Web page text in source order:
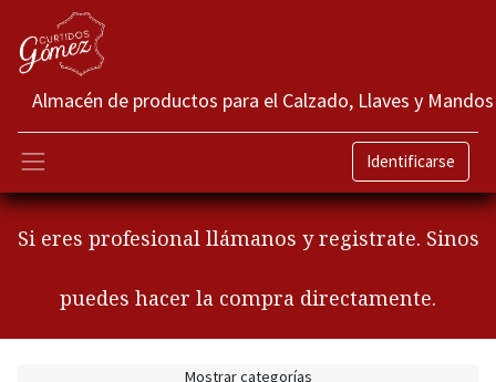
Almacén de productos para el Calzado, Llaves y Mandos
Identificarse
Si eres profesional llámanos y registrate. Sinos
puedes hacer la compra directamente.
Mostrar categorías